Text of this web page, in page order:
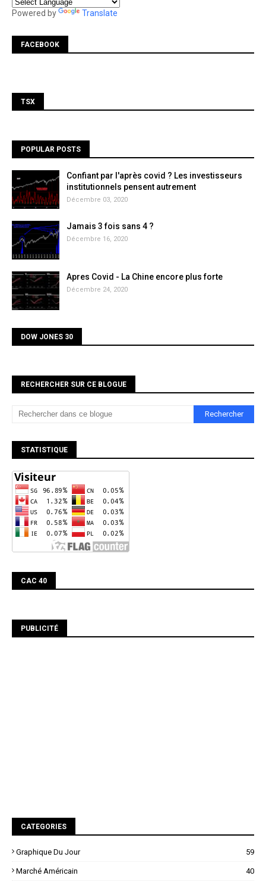
Powered by Translate
FACEBOOK
TSX
POPULAR POSTS
Confiant par l'après covid ? Les investisseurs
institutionnels pensent autrement
Décembre 03, 2020
Jamais 3 fois sans 4 ?
Décembre 16, 2020
Apres Covid - La Chine encore plus forte
Décembre 24, 2020
DOW JONES 30
RECHERCHER SUR CE BLOGUE
STATISTIQUE
CAC 40
PUBLICITÉ
CATEGORIES
Graphique Du Jour 59
Marché Américain 40